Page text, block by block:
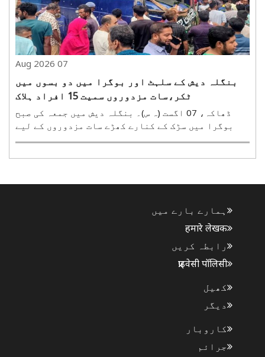
07 Aug 2026
بنگلہ دیش کے سلہٹ اور بوگرا میں دو بسوں میں
ٹکر،سات مزدوروں سمیت 15 افراد ہلاک
ڈھاکہ، 07 اگست (ہ س)۔ بنگلہ دیش میں جمعہ کی صبح
بوگرا میں سڑک کے کنارے کھڑے سات مزدوروں کے لیے
ایک بس جان لیوا ثابت ہوئی۔ اسی طرح سلہٹ میں دو
ہمارے بارے میں
हमारे लेखक
رابطہ کریں
प्राइवेसी पॉलिसी
کھیل
دیگر
کاروبار
جرائم